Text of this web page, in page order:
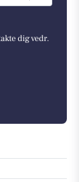
dig vedr.